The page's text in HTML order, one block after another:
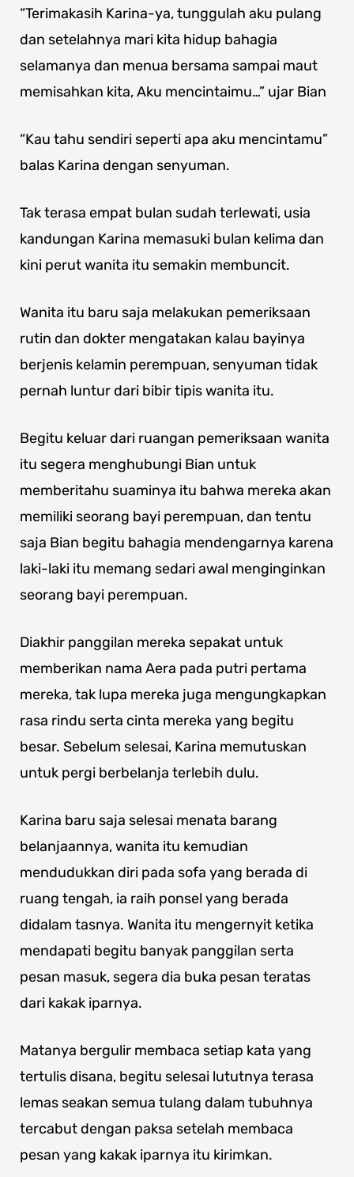
“Terimakasih Karina-ya, tunggulah aku pulang
dan setelahnya mari kita hidup bahagia
selamanya dan menua bersama sampai maut
memisahkan kita, Aku mencintaimu…” ujar Bian
“Kau tahu sendiri seperti apa aku mencintamu”
balas Karina dengan senyuman.
Tak terasa empat bulan sudah terlewati, usia
kandungan Karina memasuki bulan kelima dan
kini perut wanita itu semakin membuncit.
Wanita itu baru saja melakukan pemeriksaan
rutin dan dokter mengatakan kalau bayinya
berjenis kelamin perempuan, senyuman tidak
pernah luntur dari bibir tipis wanita itu.
Begitu keluar dari ruangan pemeriksaan wanita
itu segera menghubungi Bian untuk
memberitahu suaminya itu bahwa mereka akan
memiliki seorang bayi perempuan, dan tentu
saja Bian begitu bahagia mendengarnya karena
laki-laki itu memang sedari awal menginginkan
seorang bayi perempuan.
Diakhir panggilan mereka sepakat untuk
memberikan nama Aera pada putri pertama
mereka, tak lupa mereka juga mengungkapkan
rasa rindu serta cinta mereka yang begitu
besar. Sebelum selesai, Karina memutuskan
untuk pergi berbelanja terlebih dulu.
Karina baru saja selesai menata barang
belanjaannya, wanita itu kemudian
mendudukkan diri pada sofa yang berada di
ruang tengah, ia raih ponsel yang berada
didalam tasnya. Wanita itu mengernyit ketika
mendapati begitu banyak panggilan serta
pesan masuk, segera dia buka pesan teratas
dari kakak iparnya.
Matanya bergulir membaca setiap kata yang
tertulis disana, begitu selesai lututnya terasa
lemas seakan semua tulang dalam tubuhnya
tercabut dengan paksa setelah membaca
pesan yang kakak iparnya itu kirimkan.